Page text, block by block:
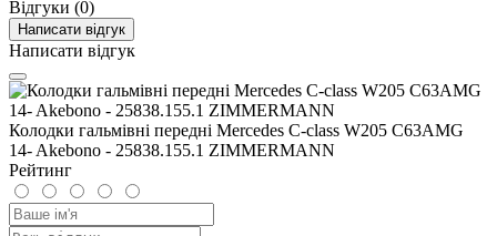
Відгуки (0)
Написати відгук
Написати відгук
Колодки гальмівні передні Mercedes C-class W205 C63AMG
14- Akebono - 25838.155.1 ZIMMERMANN
Рейтинг